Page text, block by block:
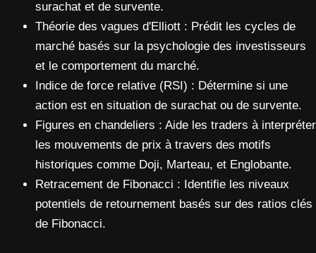
surachat et de survente.
Théorie des vagues d'Elliott : Prédit les cycles de
marché basés sur la psychologie des investisseurs
et le comportement du marché.
Indice de force relative (RSI) : Détermine si une
action est en situation de surachat ou de survente.
Figures en chandeliers : Aide les traders à interpréter
les mouvements de prix à travers des motifs
historiques comme Doji, Marteau, et Englobante.
Retracement de Fibonacci : Identifie les niveaux
potentiels de retournement basés sur des ratios clés
de Fibonacci.